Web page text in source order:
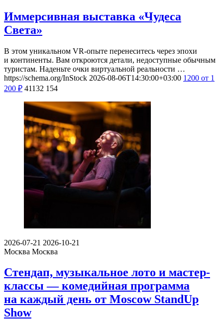
Иммерсивная выставка «Чудеса
Света»
В этом уникальном VR-опыте перенеситесь через эпохи
и континенты. Вам откроются детали, недоступные обычным
туристам. Наденьте очки виртуальной реальности …
https://schema.org/InStock 2026-08-06T14:30:00+03:00 1200 от 1
200 ₽ 41132 154
2026-07-21 2026-10-21
Москва Москва
Стендап, музыкальное лото и мастер-
классы — комедийная программа
на каждый день от Moscow StandUp
Show